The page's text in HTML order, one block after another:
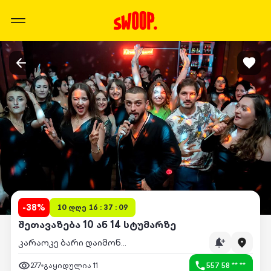
-38% 10 დღე 16 : 37 : 09
შეთავაზება 10 ან 14 სტუმარზე
კარაოკე ბარი დაიმონდი
277 გაყიდულია 11 557 58 ** **